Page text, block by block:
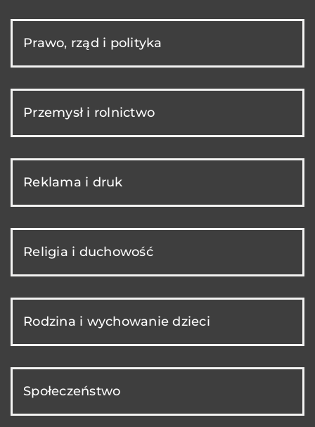
Prawo, rząd i polityka
Przemysł i rolnictwo
Reklama i druk
Religia i duchowość
Rodzina i wychowanie dzieci
Społeczeństwo